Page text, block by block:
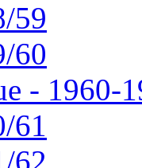
59
60
- 1960-
61